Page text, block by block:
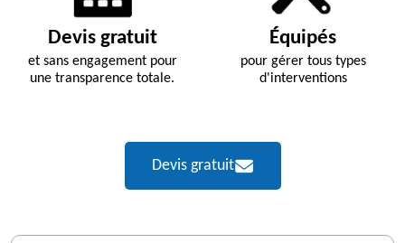
Devis gratuit
et sans engagement pour
une transparence totale.
Équipés
pour gérer tous types
d'interventions
Devis gratuit